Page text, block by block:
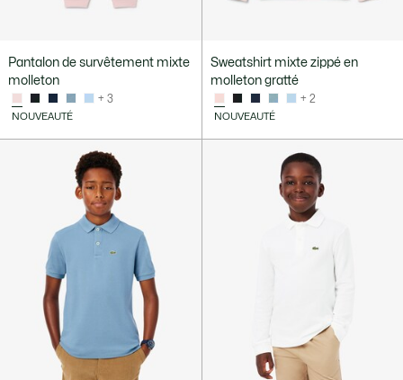
Pantalon de survêtement mixte
molleton
+ 3
NOUVEAUTÉ
Sweatshirt mixte zippé en
molleton gratté
+ 2
NOUVEAUTÉ